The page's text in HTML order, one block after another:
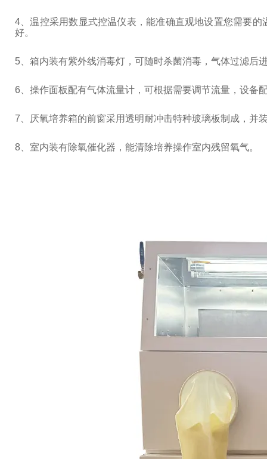
4 、温控采用数显式控温仪表，能准确直观地设置您需要
好。
5 、箱内装有紫外线消毒灯，可随时杀菌消毒，气体过滤
6 、操作面板配有气体流量计，可根据需要调节流量，设备
7 、厌氧培养箱的前窗采用透明耐冲击特种玻璃板制成，
8 、室内装有除氧催化器，能清除培养操作室内残留氧气。